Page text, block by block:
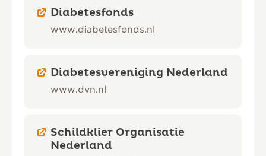
Diabetesfonds
www.diabetesfonds.nl
Diabetesvereniging Nederland
www.dvn.nl
Schildklier Organisatie
Nederland